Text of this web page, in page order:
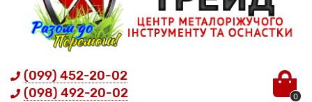
(099) 452-20-02
(098) 492-20-02
0